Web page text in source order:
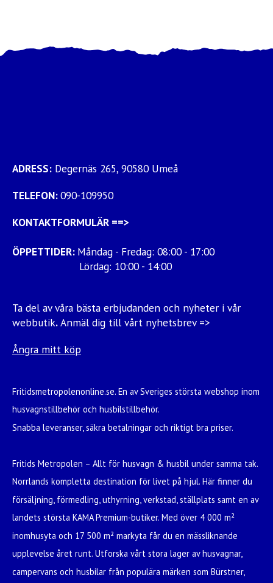
ADRESS: Degernäs 265, 90580 Umeå
TELEFON:090-109950
KONTAKTFORMULÄR ==>
ÖPPETTIDER: Måndag - Fredag: 08:00 - 17:00
Lördag: 10:00 - 14:00
Ta del av våra bästa erbjudanden och nyheter i vår
webbutik.Anmäl dig till vårt nyhetsbrev =>
Ångra mitt köp
Fritidsmetropolenonline.se. En av Sveriges största webshop inom
husvagnstillbehör och husbilstillbehör.
Snabba leveranser, säkra betalningar och riktigt bra priser.
Fritids Metropolen – Allt för husvagn & husbil under samma tak.
Norrlands kompletta destination för livet på hjul. Här finner du
försäljning, förmedling, uthyrning, verkstad, ställplats samt en av
landets största KAMA Premium-butiker. Med över 4 000 m²
inomhusyta och 17 500 m² markyta får du en mässliknande
upplevelse året runt. Utforska vårt stora lager av husvagnar,
campervans och husbilar från populära märken som Bürstner,